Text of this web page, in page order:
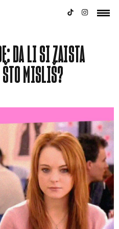
DA LI SI ZAISTA
ŠTO MISLIŠ?